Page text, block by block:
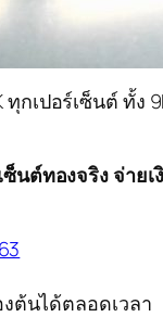
กเปอร์เซ็นต์ ทั้ง
ซ็นต์ทองจริง จ่าย
ต้นได้ตลอดเวลา